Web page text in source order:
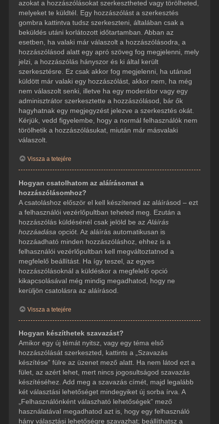
azokat a hozzászólásokat szerkesztheted vagy törölheted,
melyeket te küldtél. Egy hozzászólást a szerkesztés
gombra kattintva tudsz szerkeszteni, általában csak a
beküldés utáni korlátozott időtartamban. Abban az
esetben, ha valaki már válaszolt a hozzászólásodra, a
hozzászólásod alatt egy apró szöveg fog megjelenni, mely
jelzi, a hozzászólás hányszor és ki által került
szerkesztésre. Ez csak akkor fog megjelenni, ha utánad
küldött már valaki egy hozzászólást, akkor nem, ha még
nem válaszolt senki, illetve ha egy moderátor vagy egy
adminisztrátor szerkesztette a hozzászólásod, bár ők
hagyhatnak egy megjegyzést jelezve a szerkesztés okát.
Kérjük, vedd figyelembe, hogy a normál felhasználók nem
törölhetik a hozzászólásukat, miután már másvalaki
válaszolt.
Vissza a tetejére
Hogyan csatolhatom az aláírásomat a
hozzászólásomhoz?
A csatoláshoz először el kell készítened az aláírásod – ezt
a felhasználói vezérlőpultban teheted meg. Ezután a
hozzászólás küldésénél csak jelöld be az Aláírás
hozzáadása opciót. Az aláírás automatikusan is
hozzáadható minden hozzászóláshoz, ehhez is a
felhasználói vezérlőpultban kell megváltoztatnod a
megfelelő beállítást. Ha így teszel, az egyes
hozzászólásoknál a küldéskor a megfelelő opció
kikapcsolásával még mindig megadhatod, hogy ne
kerüljön csatolásra az aláírásod.
Vissza a tetejére
Hogyan készíthetek szavazást?
Amikor egy új témát nyitsz, vagy egy téma első
hozzászólását szerkeszted, kattints a „Szavazás
készítése” fülre az üzenet mező alatt. Ha nem látod ezt a
fület, az azért lehet, mert nincs jogosultságod szavazás
készítéséhez. Add meg a szavazás címét, majd legalább
két választási lehetőséget mindegyiket új sorba írva. A
„Felhasználónként válaszható lehetőségek” mező
használatával megadhatod azt is, hogy egy felhasználó
hány választási lehetőségre szavazhat; beállíthatsz a